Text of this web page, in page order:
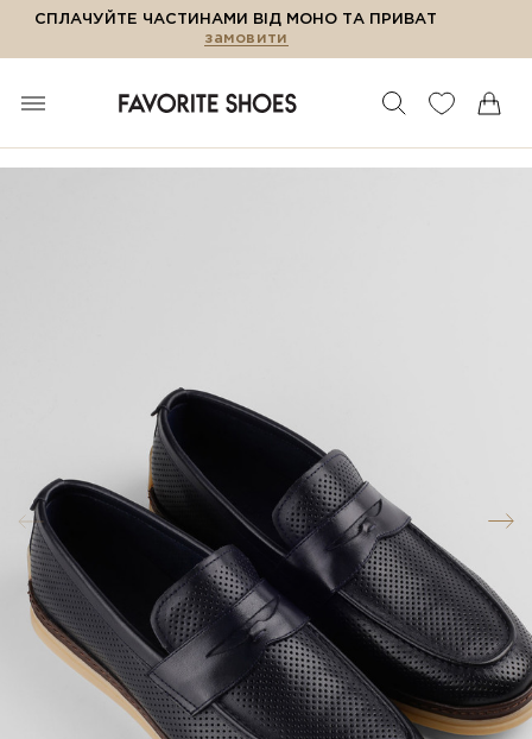
СПЛАЧУЙТЕ ЧАСТИНАМИ ВІД МОНО ТА ПРИВАТ
замовити